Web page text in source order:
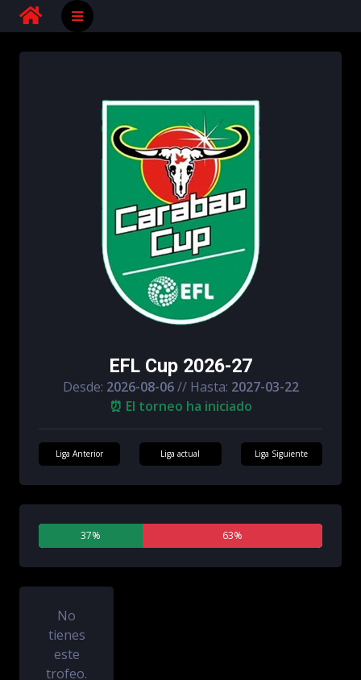
EFL Cup 2026-27
Desde: 2026-08-06// Hasta: 2027-03-22
⏰ El torneo ha iniciado
Liga Anterior Liga actual Liga Siguiente
37% 63%
No
tienes
este
trofeo.